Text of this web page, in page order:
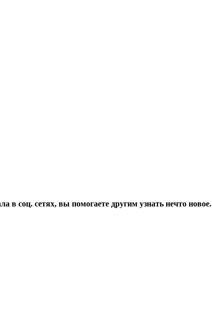
в соц. сетях, вы помогаете другим узнать нечто новое.